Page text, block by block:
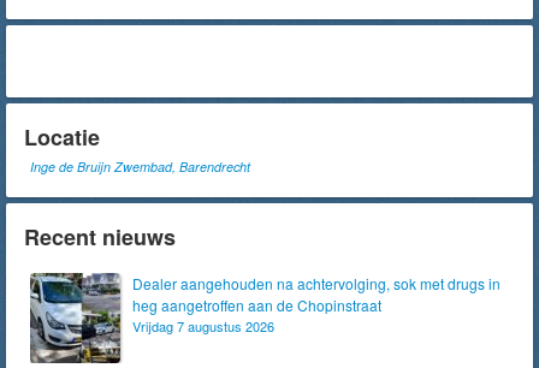
Locatie
Inge de Bruijn Zwembad, Barendrecht
Recent nieuws
Dealer aangehouden na achtervolging, sok met drugs in
heg aangetroffen aan de Chopinstraat
Vrijdag 7 augustus 2026